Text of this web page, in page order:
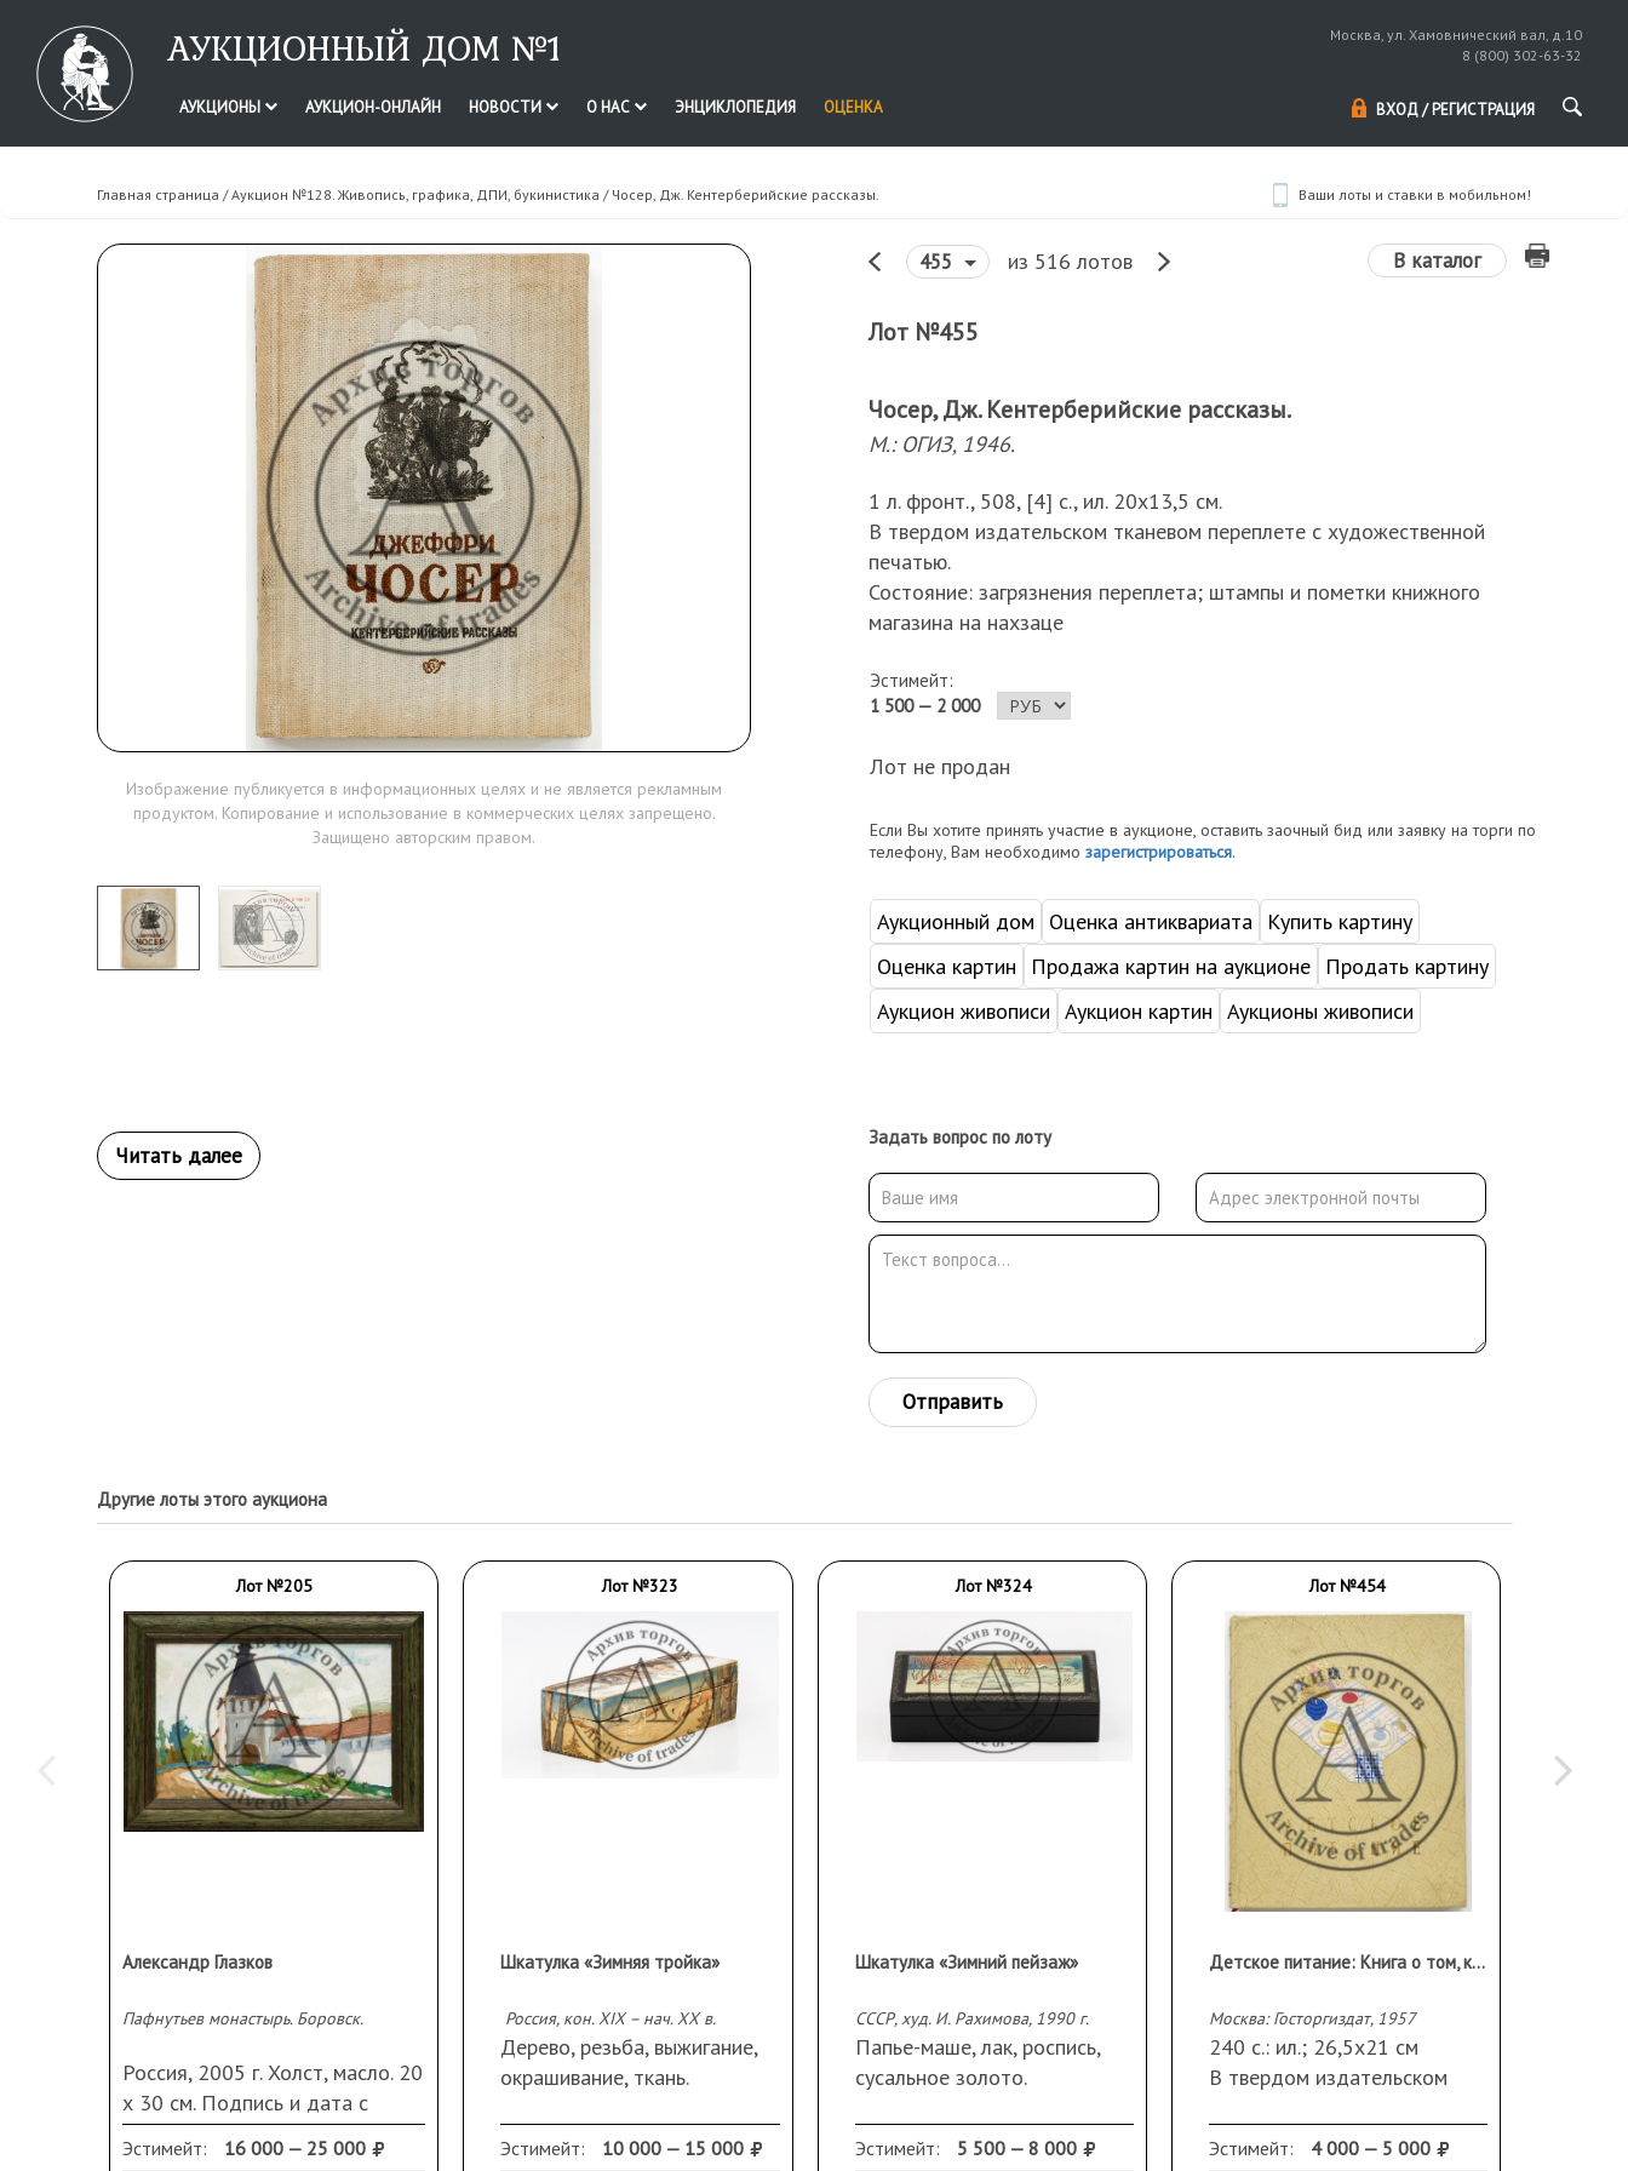
АУКЦИОННЫЙ ДОМ №1
Москва, ул. Хамовнический вал, д.10
8 (800) 302-63-32
АУКЦИОНЫ АУКЦИОН-ОНЛАЙН НОВОСТИ О НАС ЭНЦИКЛОПЕДИЯ ОЦЕНКА ВХОД / РЕГИСТРАЦИЯ
Главная страница /Аукцион №128. Живопись, графика, ДПИ, букинистика / Чосер, Дж. Кентерберийские рассказы. Ваши лоты и ставки в мобильном!
Изображение публикуется в информационных целях и не является рекламным
продуктом. Копирование и использование в коммерческих целях запрещено.
Защищено авторским правом.
455 из 516 лотов В каталог
Лот №455
Чосер, Дж. Кентерберийские рассказы.
М.: ОГИЗ, 1946.
1 л. фронт., 508, [4] с., ил. 20х13,5 см.
В твердом издательском тканевом переплете с художественной
печатью.
Состояние: загрязнения переплета; штампы и пометки книжного
магазина на нахзаце
Эстимейт:
1 500 — 2 000
Лот не продан
Если Вы хотите принять участие в аукционе, оставить заочный бид или заявку на торги по
телефону, Вам необходимо зарегистрироваться.
Аукционный дом Оценка антиквариата
Купить картину
Оценка картин
Продажа картин на аукционе
Продать картину
Аукцион живописи Аукцион картин Аукционы живописи
Задать вопрос по лоту
Отправить
Другие лоты этого аукциона
Лот №205
Александр Глазков
Пафнутьев монастырь. Боровск.
Россия, 2005 г. Холст, масло. 20
х 30 см. Подпись и дата с
оборота. В раме.
Эстимейт: 16 000 — 25 000
Лот №323
Шкатулка «Зимняя тройка»
Россия, кон. XIX – нач. XX в.
Дерево, резьба, выжигание,
окрашивание, ткань.
31х10х8,5 см.
Эстимейт: 10 000 — 15 000
Лот №324
Шкатулка «Зимний пейзаж»
СССР, худ. И. Рахимова, 1990 г.
Папье-маше, лак, роспись,
сусальное золото.
20х10х4,7 см.
Эстимейт: 5 500 — 8 000
Лот №454
Детское питание: Книга о том, как правильно кормить ребенка, чтобы вырастить его здоровым и крепким
Москва: Госторгиздат, 1957
240 с.: ил.; 26,5х21 см
В твердом издательском
Сохранность: редкие
Эстимейт: 4 000 — 5 000